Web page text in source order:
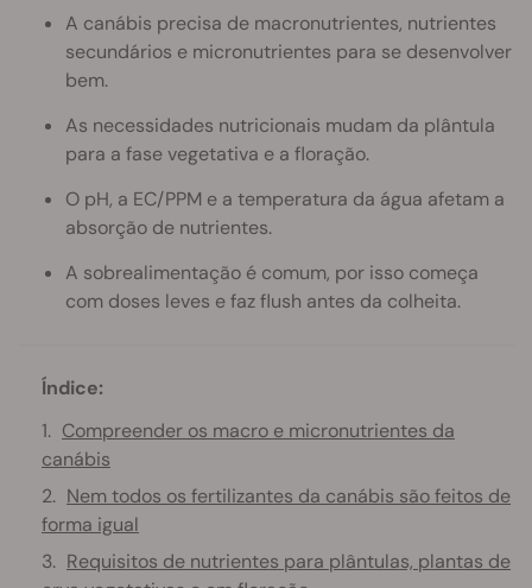
A canábis precisa de macronutrientes, nutrientes
secundários e micronutrientes para se desenvolver
bem.
As necessidades nutricionais mudam da plântula
para a fase vegetativa e a floração.
O pH, a EC/PPM e a temperatura da água afetam a
absorção de nutrientes.
A sobrealimentação é comum, por isso começa
com doses leves e faz flush antes da colheita.
Índice:
Compreender os macro e micronutrientes da
canábis
Nem todos os fertilizantes da canábis são feitos de
forma igual
Requisitos de nutrientes para plântulas, plantas de